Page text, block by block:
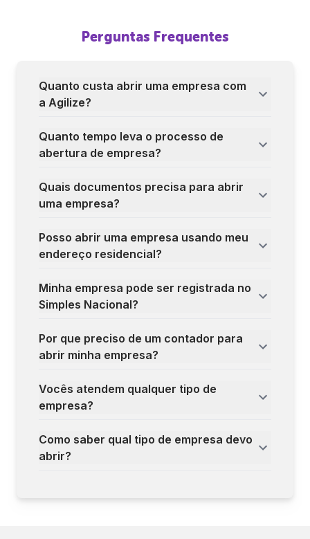
Perguntas Frequentes
Quanto custa abrir uma empresa com
a Agilize?
Quanto tempo leva o processo de
abertura de empresa?
Quais documentos precisa para abrir
uma empresa?
Posso abrir uma empresa usando meu
endereço residencial?
Minha empresa pode ser registrada no
Simples Nacional?
Por que preciso de um contador para
abrir minha empresa?
Vocês atendem qualquer tipo de
empresa?
Como saber qual tipo de empresa devo
abrir?